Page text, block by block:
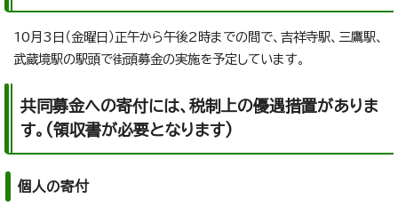
10月3日（金曜日）正午から午後2時までの間で、吉祥寺駅、三鷹駅、
武蔵境駅の駅頭で街頭募金の実施を予定しています。
共同募金への寄付には、税制上の優遇措置がありま
す。(領収書が必要となります)
個人の寄付